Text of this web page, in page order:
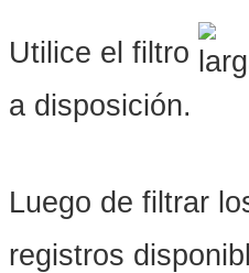
Utilice el filtro
a disposición.
Luego de filtrar
registros